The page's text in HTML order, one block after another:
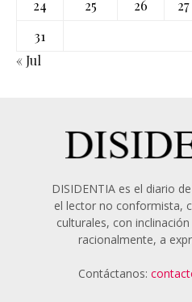
24
25 26 27
31
« Jul
DISIDENTIA es el diario
el lector no conformista,
culturales, con
racionalmente, a
Contáctanos: